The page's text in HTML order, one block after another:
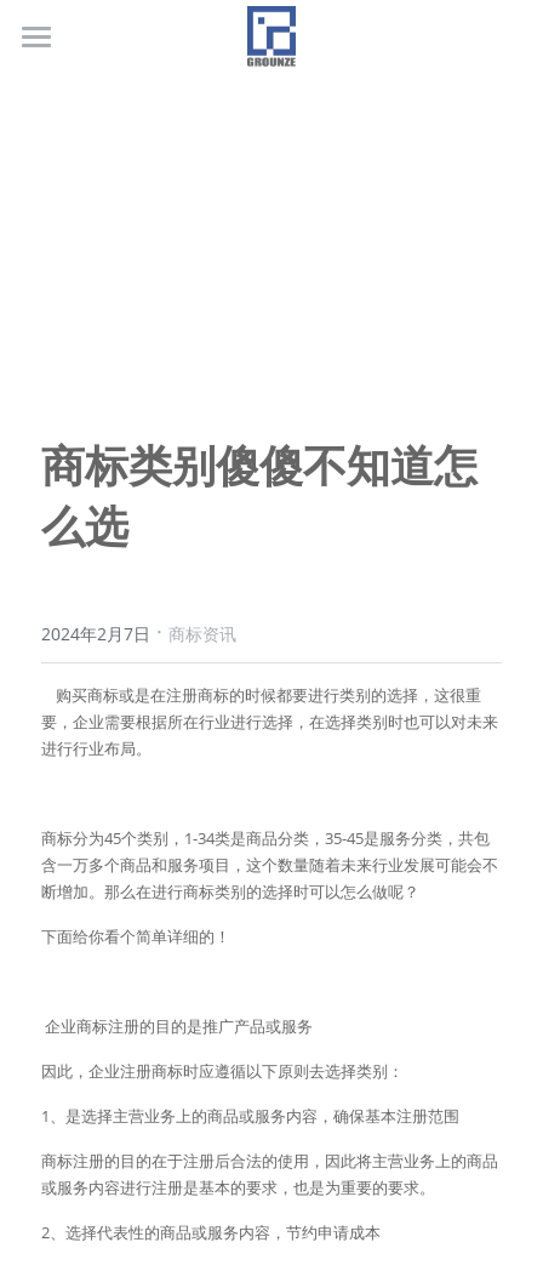
商标类别傻傻不知道怎
么选
2024年2月7日 · 商标资讯
要，企业需要根据所在行业进行选择，在选择类别时也可以对未来
进行行业布局。
商标分为45个类别，1-34类是商品分类，35-45是服务分类，共包
含一万多个商品和服务项目，这个数量随着未来行业发展可能会不
断增加。那么在进行商标类别的选择时可以怎么做呢？
下面给你看个简单详细的！
企业商标注册的目的是推广产品或服务
因此，企业注册商标时应遵循以下原则去选择类别：
1、是选择主营业务上的商品或服务内容，确保基本注册范围
商标注册的目的在于注册后合法的使用，因此将主营业务上的商品
或服务内容进行注册是基本的要求，也是为重要的要求。
2、选择代表性的商品或服务内容，节约申请成本